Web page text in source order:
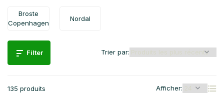
Broste
Copenhagen
Nordal
Filter
135 produits Afficher:
Trier par: